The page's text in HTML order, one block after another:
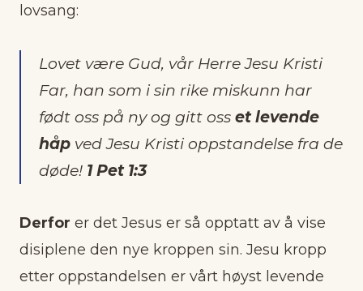
lovsang:
Lovet være Gud, vår Herre Jesu Kristi
Far, han som i sin rike miskunn har
født oss på ny og gitt oss et levende
håp ved Jesu Kristi oppstandelse fra de
døde! 1 Pet 1:3
Derfor er det Jesus er så opptatt av å vise
disiplene den nye kroppen sin. Jesu kropp
etter oppstandelsen er vårt høyst levende